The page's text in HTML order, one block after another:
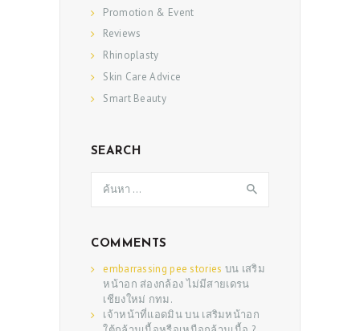
Promotion & Event
Reviews
Rhinoplasty
Skin Care Advice
Smart Beauty
SEARCH
สำหรับ:
COMMENTS
embarrassing pee stories บน เสริม
หน้าอก ส่องกล้อง ไม่มีสายเดรน
เชียงใหม่ กทม.
เจ้าหน้าที่แอดมินบน เสริมหน้าอก